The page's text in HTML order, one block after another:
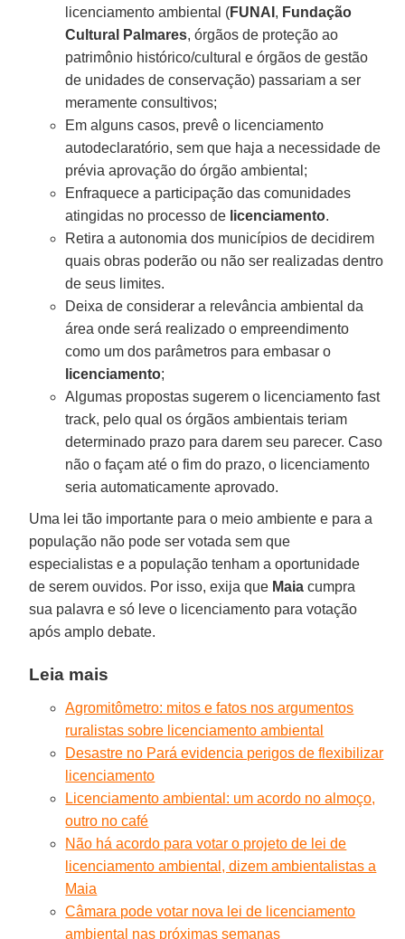
licenciamento ambiental (FUNAI , Fundação
Cultural Palmares, órgãos de proteção ao
patrimônio histórico/cultural e órgãos de gestão
de unidades de conservação) passariam a ser
meramente consultivos;
Em alguns casos, prevê o licenciamento
autodeclaratório, sem que haja a necessidade de
prévia aprovação do órgão ambiental;
Enfraquece a participação das comunidades
atingidas no processo de licenciamento.
Retira a autonomia dos municípios de decidirem
quais obras poderão ou não ser realizadas dentro
de seus limites.
Deixa de considerar a relevância ambiental da
área onde será realizado o empreendimento
como um dos parâmetros para embasar o
licenciamento;
Algumas propostas sugerem o licenciamento fast
track, pelo qual os órgãos ambientais teriam
determinado prazo para darem seu parecer. Caso
não o façam até o fim do prazo, o licenciamento
seria automaticamente aprovado.
Uma lei tão importante para o meio ambiente e para a
população não pode ser votada sem que
especialistas e a população tenham a oportunidade
de serem ouvidos. Por isso, exija que Maia cumpra
sua palavra e só leve o licenciamento para votação
após amplo debate.
Leia mais
Agromitômetro: mitos e fatos nos argumentos
ruralistas sobre licenciamento ambiental
Desastre no Pará evidencia perigos de flexibilizar
licenciamento
Licenciamento ambiental: um acordo no almoço,
outro no café
Não há acordo para votar o projeto de lei de
licenciamento ambiental, dizem ambientalistas a
Maia
Câmara pode votar nova lei de licenciamento
ambiental nas próximas semanas